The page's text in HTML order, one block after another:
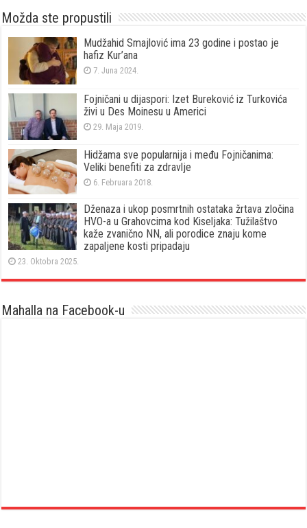
Možda ste propustili
Mudžahid Smajlović ima 23 godine i postao je
hafiz Kur’ana
7. Juna 2024.
Fojničani u dijaspori: Izet Bureković iz Turkovića
živi u Des Moinesu u Americi
29. Maja 2019.
Hidžama sve popularnija i među Fojničanima:
Veliki benefiti za zdravlje
6. Februara 2018.
Dženaza i ukop posmrtnih ostataka žrtava zločina
HVO-a u Grahovcima kod Kiseljaka: Tužilaštvo
kaže zvanično NN, ali porodice znaju kome
zapaljene kosti pripadaju
23. Oktobra 2025.
Mahalla na Facebook-u